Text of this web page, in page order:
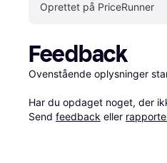
Oprettet på PriceRunner
Feedback
Ovenstående oplysninger
Har du opdaget noget, der
Send feedback eller